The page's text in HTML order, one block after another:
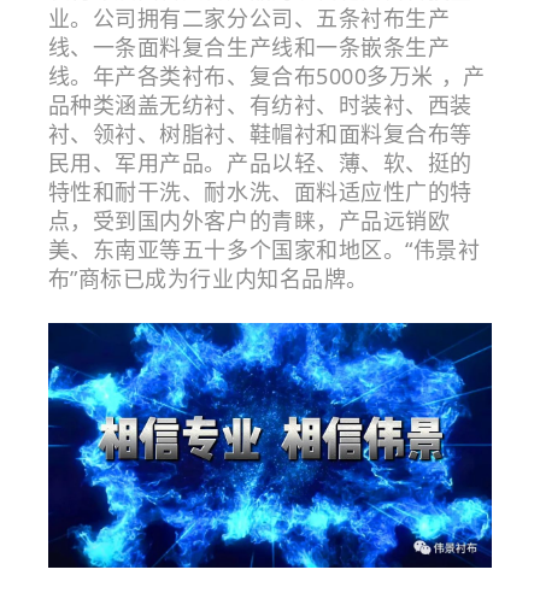
业。公司拥有二家分公司、五条衬布生产
线、一条面料复合生产线和一条嵌条生产
线。年产各类衬布、复合布5000多万米 ，产
品种类涵盖无纺衬、有纺衬、时装衬、西装
衬、领衬、树脂衬、鞋帽衬和面料复合布等
民用、军用产品。产品以轻、薄、软、挺的
特性和耐干洗、耐水洗、面料适应性广的特
点，受到国内外客户的青睐，产品远销欧
美、东南亚等五十多个国家和地区。“伟景衬
布”商标已成为行业内知名品牌。